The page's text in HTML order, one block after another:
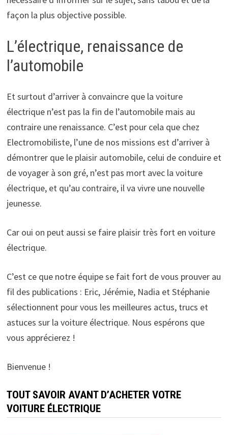
façon la plus objective possible.
L’électrique, renaissance de
l’automobile
Et surtout d’arriver à convaincre que la voiture
électrique n’est pas la fin de l’automobile mais au
contraire une renaissance. C’est pour cela que chez
Electromobiliste, l’une de nos missions est d’arriver à
démontrer que le plaisir automobile, celui de conduire et
de voyager à son gré, n’est pas mort avec la voiture
électrique, et qu’au contraire, il va vivre une nouvelle
jeunesse.
Car oui on peut aussi se faire plaisir très fort en voiture
électrique.
C’est ce que notre équipe se fait fort de vous prouver au
fil des publications : Eric, Jérémie, Nadia et Stéphanie
sélectionnent pour vous les meilleures actus, trucs et
astuces sur la voiture électrique. Nous espérons que
vous apprécierez !
Bienvenue !
TOUT SAVOIR AVANT D’ACHETER VOTRE
VOITURE ÉLECTRIQUE